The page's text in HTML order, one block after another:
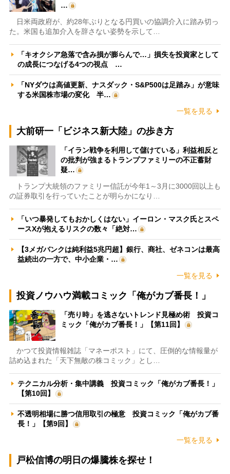
…
日米両政府が、約28年ぶりとなる円買いの協調介入に踏み切っ
た。米国も追加介入を辞さない姿勢を示して…
「キオクシア急落で含み損が膨らんで…」損失を投資家として
の成長につなげる4つの視点 …
「NYダウは高値更新、ナスダック・S&P500は足踏み」が意味
する米国株市場の変化 半…
一覧を見る
大前研一「ビジネス新大陸」の歩き方
「イラン戦争を利用して儲けている」利益相反と
の批判が強まるトランプファミリーの不正蓄財
疑…
トランプ大統領のファミリー信託が今年1～3月に3000回以上も
の証券取引を行っていたことが明らかになり…
「いつ暴発してもおかしくはない」イーロン・マスク氏とスペ
ースXが抱えるリスクの数々「絶対…
【3メガバンクは純利益5兆円超】銀行、商社、ゼネコンは最高
益続出の一方で、中小企業・…
一覧を見る
投資ノウハウ満載コミック「俺がカブ番長！」
「売り時」を逃さないトレンド見極め術 投資コ
ミック「俺がカブ番長！」【第11回】
かつて投資情報雑誌「マネーポスト」にて、圧倒的な情報量が
詰め込まれた「天下無敵の株コミック」とし…
テクニカル分析・集中講義 投資コミック「俺がカブ番長！」
【第10回】
不透明相場に勝つ信用取引の極意 投資コミック「俺がカブ番
長！」【第9回】
一覧を見る
戸松信博の明日の爆騰株を探せ！